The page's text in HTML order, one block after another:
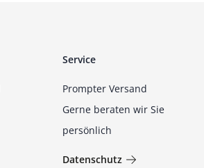
Service
Prompter Versand
Gerne beraten wir Sie
persönlich
Datenschutz